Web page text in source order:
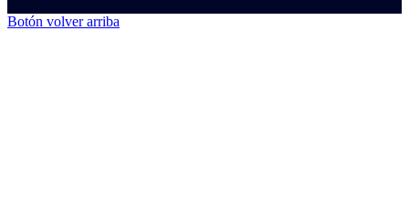
Botón volver arriba